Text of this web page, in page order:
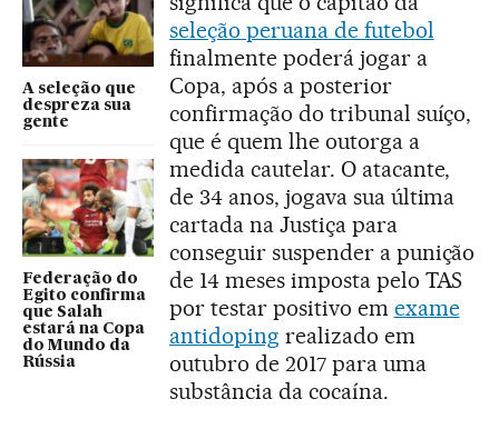
A seleção que
despreza sua
gente
Federação do
Egito confirma
que Salah
estará na Copa
do Mundo da
Rússia
seleção peruana de futebol
finalmente poderá jogar a
Copa, após a posterior
confirmação do tribunal suíço,
que é quem lhe outorga a
medida cautelar. O atacante,
de 34 anos, jogava sua última
cartada na Justiça para
conseguir suspender a punição
de 14 meses imposta pelo TAS
por testar positivo em exame
antidoping realizado em
outubro de 2017 para uma
substância da cocaína.